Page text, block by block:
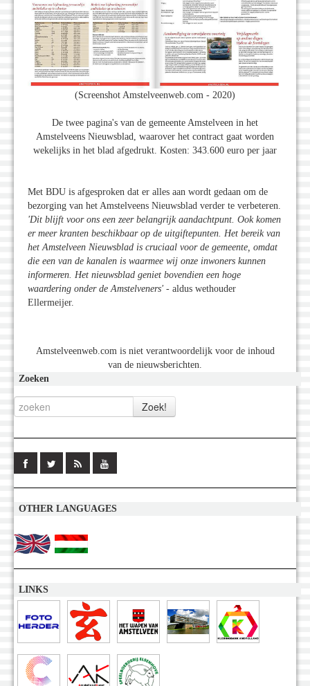
(Screenshot Amstelveenweb.com - 2020)
De twee pagina's van de gemeente Amstelveen in het
Amstelveens Nieuwsblad, waarover het contract gaat worden
wekelijks in het blad afgedrukt. Kosten: 343.600 euro per jaar
Met BDU is afgesproken dat er alles aan wordt gedaan om de
bezorging van het Amstelveens Nieuwsblad verder te verbeteren.
'Dit blijft voor ons een zeer belangrijk aandachtpunt. Ook komen
er meer kranten beschikbaar op de uitgiftepunten. Het bereik van
het Amstelveen Nieuwsblad is cruciaal voor de gemeente, omdat
die een van de kanalen is waarmee wij onze inwoners kunnen
informeren. Het nieuwsblad geniet bovendien een hoge
waardering onder de Amstelveners' - aldus wethouder
Ellermeijer.
Amstelveenweb.com is niet verantwoordelijk voor de inhoud
van de nieuwsberichten.
Zoeken
OTHER LANGUAGES
LINKS